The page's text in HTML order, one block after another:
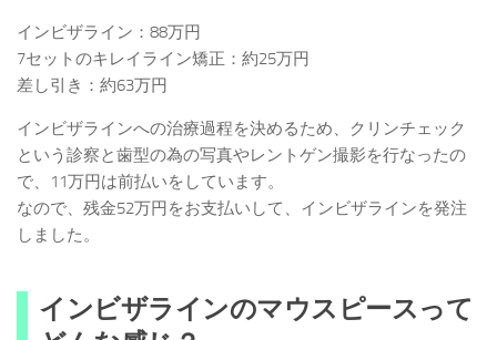
インビザライン：88万円
7セットのキレイライン矯正：約25万円
差し引き：約63万円
インビザラインへの治療過程を決めるため、クリンチェック
という診察と歯型の為の写真やレントゲン撮影を行なったの
で、11万円は前払いをしています。
なので、残金52万円をお支払いして、インビザラインを発注
しました。
インビザラインのマウスピースって